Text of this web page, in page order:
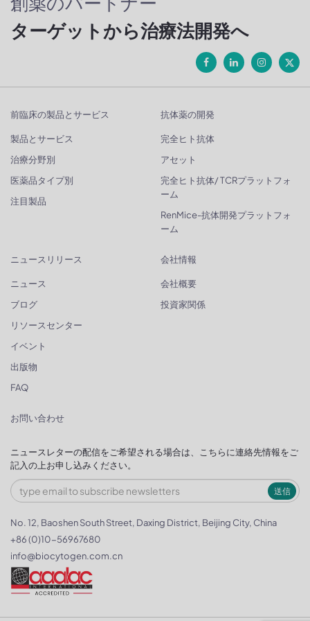
ターゲットから治療法開発へ
前臨床の製品とサービス
製品とサービス
治療分野別
医薬品タイプ別
注目製品
抗体薬の開発
完全ヒト抗体
アセット
完全ヒト抗体/ TCRプラットフォ
ーム
RenMice-抗体開発プラットフォ
ーム
ニュースリリース
ニュース
ブログ
リソースセンター
イベント
出版物
FAQ
会社情報
会社概要
投資家関係
お問い合わせ
ニュースレターの配信をご希望される場合は、こちらに連絡先情報をご
記入の上お申し込みください。
送信
No. 12, Baoshen South Street, Daxing District, Beijing City, China
+86 (0)10-56967680
info@biocytogen.com.cn